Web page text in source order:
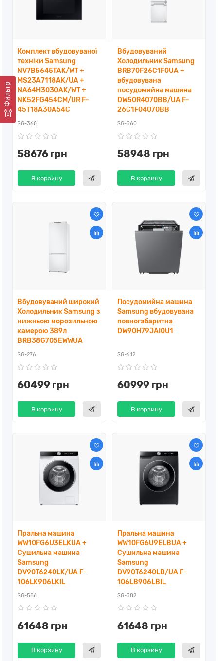
Фильтр
Комплект вбудовуваної
техніки Samsung
NV7B5645TAK/WT +
MS23A7118AK/UA +
NA64H3030AK/WT +
NK52FG454CM/UR F-
45T18A30A54C
SG-360
58676 грн
В корзину
Вбудовуваний
Холодильник Samsung
BRB70F26C1F0UA +
вбудовувана
посудомийна машина
DW50R4070BB/UA F-
26C1F04070BB
SG-560
58948 грн
В корзину
Вбудовуваний широкий
Холодильник Samsung з
нижньою морозильною
камерою 389л
BRB38G705EWWUA
SG-276
60499 грн
В корзину
Посудомийна машина
Samsung вбудовувана
повногабаритна ​ ​
DW90H79JAI0U1
SG-612
60999 грн
В корзину
Пральна машина
WW10FG6U3ELKUA +
Сушильна машина
Samsung
DV90T6240LK/UA F-
106LK906LKIL
SG-586
61648 грн
В корзину
Пральна машина
WW10FG6U9ELBUA +
Сушильна машина
Samsung
DV90T6240LB/UA F-
106LB906LBIL
SG-582
61648 грн
В корзину